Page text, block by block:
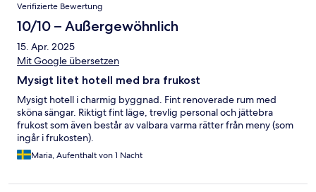
Verifizierte Bewertung
10/10 – Außergewöhnlich
15. Apr. 2025
Mit Google übersetzen
Mysigt litet hotell med bra frukost
Mysigt hotell i charmig byggnad. Fint renoverade rum med
sköna sängar. Riktigt fint läge, trevlig personal och jättebra
frukost som även består av valbara varma rätter från meny (som
ingår i frukosten).
Maria, Aufenthalt von 1 Nacht